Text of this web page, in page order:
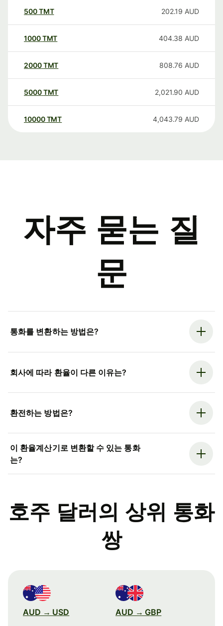
500TMT 202.19 AUD
1000TMT 404.38 AUD
2000TMT 808.76 AUD
5000TMT 2,021.90 AUD
10000 TMT 4,043.79 AUD
자주 묻는 질
문
통화를 변환하는 방법은?
회사에 따라 환율이 다른 이유는?
환전하는 방법은?
이 환율계산기로 변환할 수 있는 통화
는?
호주 달러의 상위 통화
쌍
AUD → USD AUD → GBP